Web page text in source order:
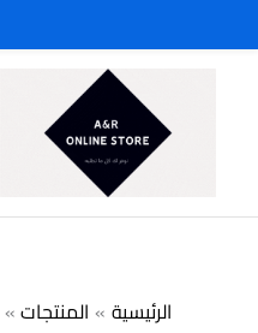
إلى
الرئيسية المنتجات